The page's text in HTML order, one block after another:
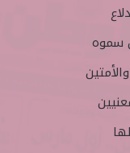
سموه
والأمتين
المعنيين